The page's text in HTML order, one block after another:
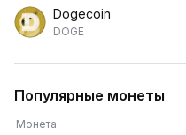
Dogecoin
DOGE
Популярные монеты
Монета